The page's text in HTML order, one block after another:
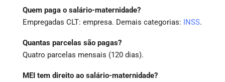
Quem paga o salário-maternidade?
Empregadas CLT: empresa. Demais categorias: INSS.
Quantas parcelas são pagas?
Quatro parcelas mensais (120 dias).
MEI tem direito ao salário-maternidade?